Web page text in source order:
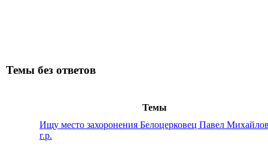
Темы без ответов
Темы
Ищу место захоронения Белоцерковец Павел
г.р.